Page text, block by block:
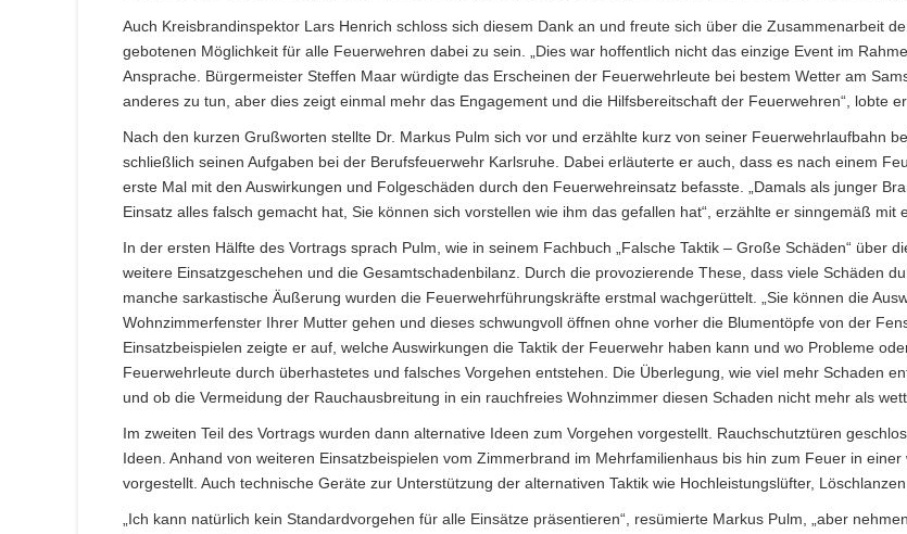
Auch Kreisbrandinspektor Lars Henrich schloss sich diesem Dank an und freute sich über die Zusammenarbeit
gebotenen Möglichkeit für alle Feuerwehren dabei zu sein. „Dies war hoffentlich nicht das einzige Event im
Ansprache. Bürgermeister Steffen Maar würdigte das Erscheinen der Feuerwehrleute bei bestem Wetter am
anderes zu tun, aber dies zeigt einmal mehr das Engagement und die Hilfsbereitschaft der Feuerwehren“, lobte er.
Nach den kurzen Grußworten stellte Dr. Markus Pulm sich vor und erzählte kurz von seiner Feuerwehrlaufbahn
schließlich seinen Aufgaben bei der Berufsfeuerwehr Karlsruhe. Dabei erläuterte er auch, dass es nach einem
erste Mal mit den Auswirkungen und Folgeschäden durch den Feuerwehreinsatz befasste. „Damals als junger
Einsatz alles falsch gemacht hat, Sie können sich vorstellen wie ihm das gefallen hat“, erzählte er sinngemäß mit
In der ersten Hälfte des Vortrags sprach Pulm, wie in seinem Fachbuch „Falsche Taktik – Große Schäden“ über
weitere Einsatzgeschehen und die Gesamtschadenbilanz. Durch die provozierende These, dass viele Schäden
manche sarkastische Äußerung wurden die Feuerwehrführungskräfte erstmal wachgerüttelt. „Sie können die
Wohnzimmerfenster Ihrer Mutter gehen und dieses schwungvoll öffnen ohne vorher die Blumentöpfe von der
Einsatzbeispielen zeigte er auf, welche Auswirkungen die Taktik der Feuerwehr haben kann und wo Probleme
Feuerwehrleute durch überhastetes und falsches Vorgehen entstehen. Die Überlegung, wie viel mehr Schaden
und ob die Vermeidung der Rauchausbreitung in ein rauchfreies Wohnzimmer diesen Schaden nicht mehr als
Im zweiten Teil des Vortrags wurden dann alternative Ideen zum Vorgehen vorgestellt. Rauchschutztüren
Ideen. Anhand von weiteren Einsatzbeispielen vom Zimmerbrand im Mehrfamilienhaus bis hin zum Feuer in
vorgestellt. Auch technische Geräte zur Unterstützung der alternativen Taktik wie Hochleistungslüfter,
„Ich kann natürlich kein Standardvorgehen für alle Einsätze präsentieren“, resümierte Markus Pulm, „aber